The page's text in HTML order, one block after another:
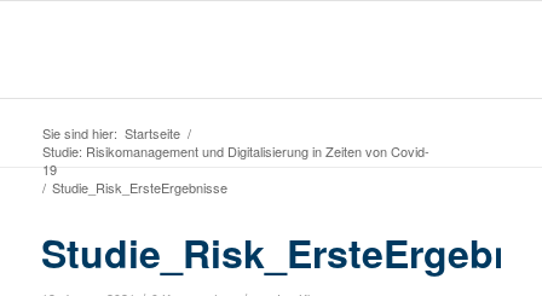
Sie sind hier: Startseite /
Studie: Risikomanagement und Digitalisierung in Zeiten von Covid-
19
/ Studie_Risk_ErsteErgebnisse